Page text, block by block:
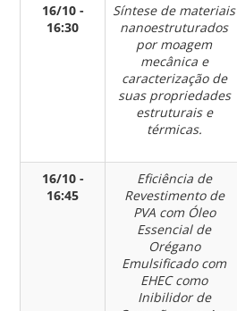
16/10 -
16:30
Síntese de materiais
nanoestruturados
por moagem
mecânica e
caracterização de
suas propriedades
estruturais e
térmicas.
16/10 -
16:45
Eficiência de
Revestimento de
PVA com Óleo
Essencial de
Orégano
Emulsificado com
EHEC como
Inibilidor de